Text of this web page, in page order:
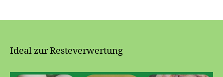
Ideal zur Resteverwertung